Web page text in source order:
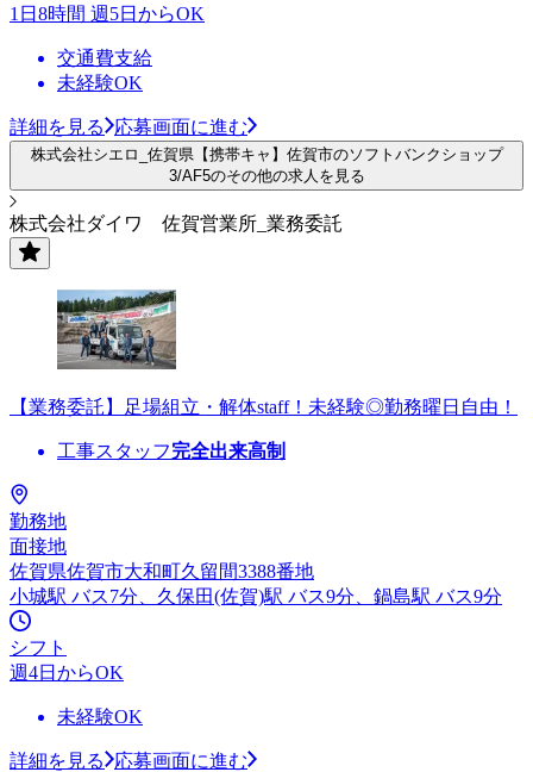
1日8時間 週5日からOK
交通費支給
未経験OK
詳細を見る 応募画面に進む
株式会社シエロ_佐賀県【携帯キャ】佐賀市のソフトバンクショップ
3/AF5のその他の求人を見る
株式会社ダイワ 佐賀営業所_業務委託
【業務委託】足場組立・解体staff！未経験◎勤務曜日自由！
工事スタッフ完全出来高制
勤務地
面接地
佐賀県佐賀市大和町久留間3388番地
小城駅 バス7分、久保田(佐賀)駅 バス9分、鍋島駅 バス9分
シフト
週4日からOK
未経験OK
詳細を見る 応募画面に進む